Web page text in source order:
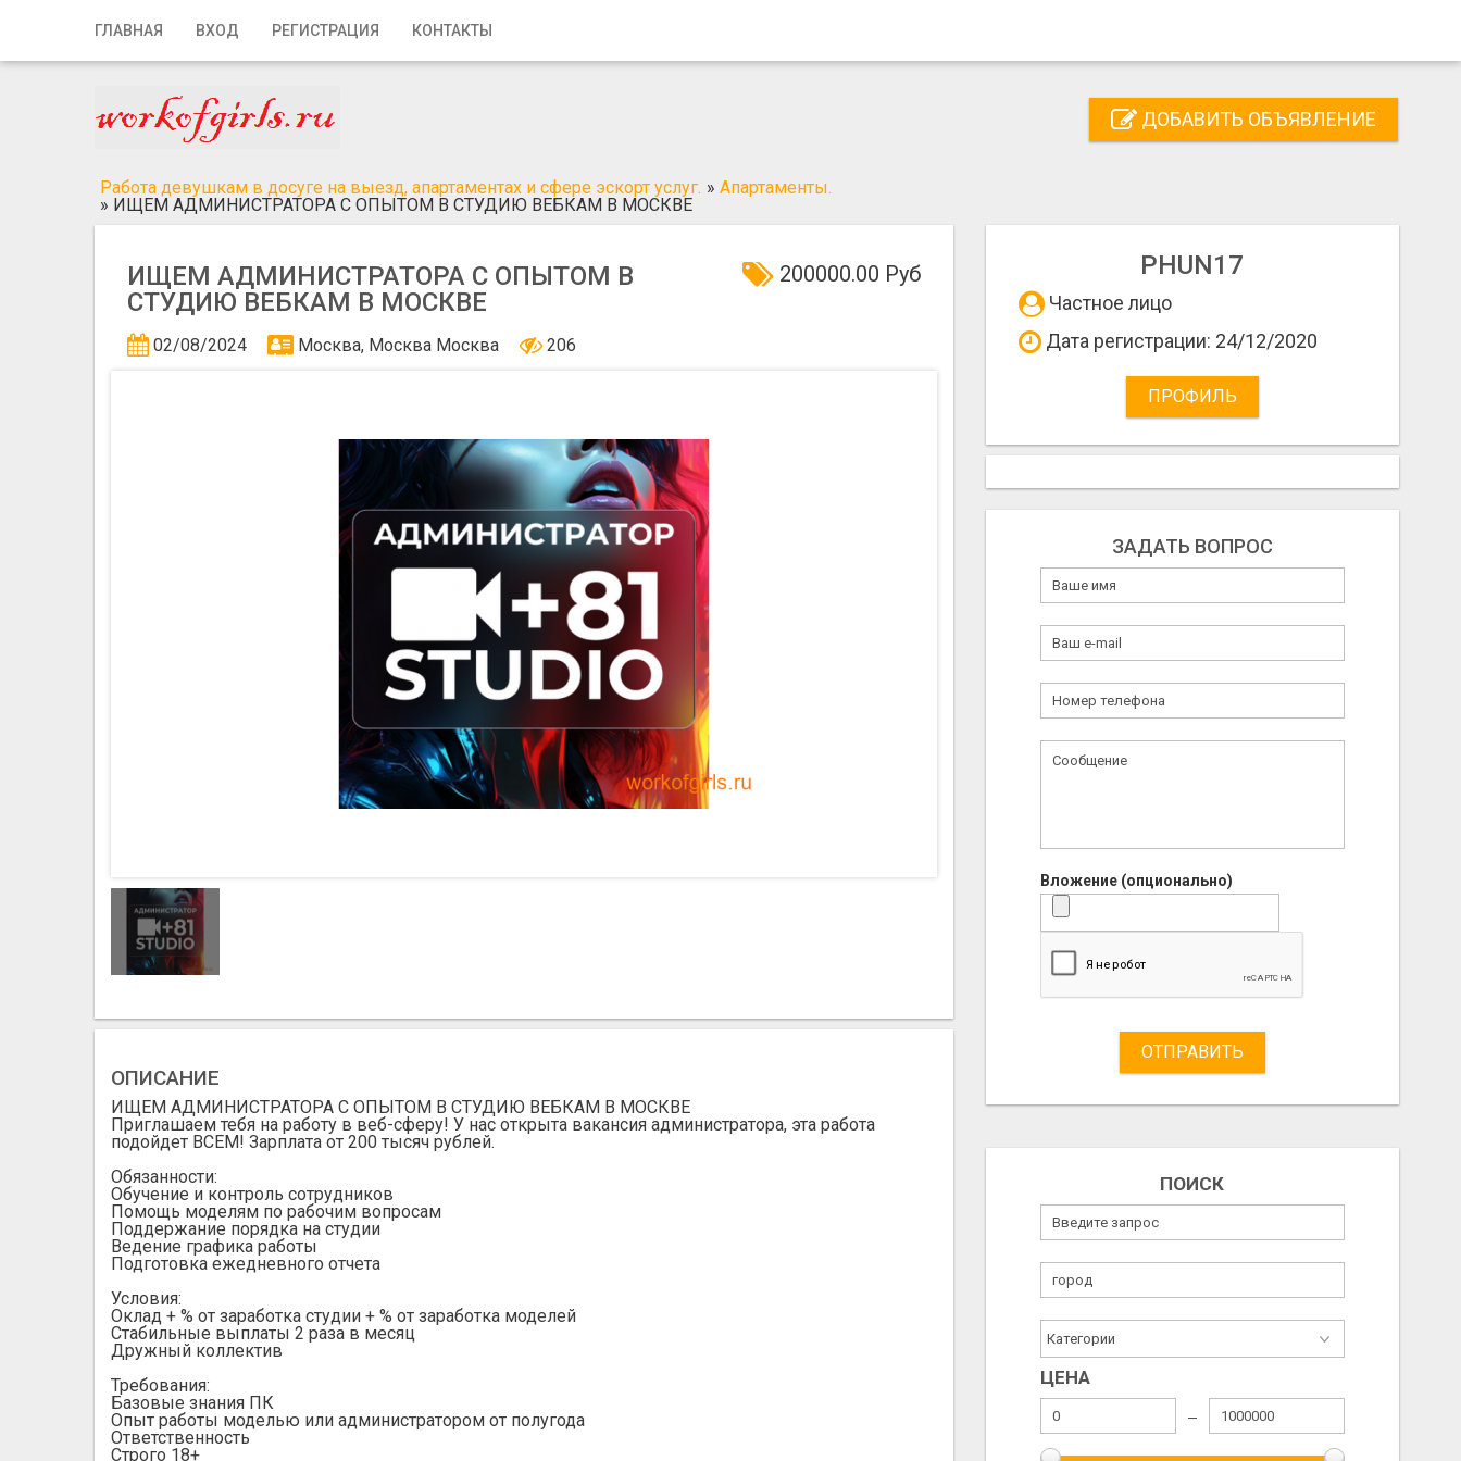
ГЛАВНАЯ ВХОД РЕГИСТРАЦИЯ КОНТАКТЫ
Главная
Регистрация
Добавить объявление
ДОБАВИТЬ ОБЪЯВЛЕНИЕ
Работа девушкам в досуге на выезд, апартаментах и сфере эскорт услуг. » Апартаменты.
» ИЩЕМ АДМИНИСТРАТОРА С ОПЫТОМ В СТУДИЮ ВЕБКАМ В МОСКВЕ
ИЩЕМ АДМИНИСТРАТОРА С ОПЫТОМ В
СТУДИЮ ВЕБКАМ В МОСКВЕ
200000.00 Руб
02/08/2024 Москва, Москва Москва 206
ОПИСАНИЕ
ИЩЕМ АДМИНИСТРАТОРА С ОПЫТОМ В СТУДИЮ ВЕБКАМ В МОСКВЕ
Приглашаем тебя на работу в веб-сферу! У нас открыта вакансия администратора, эта работа
подойдет ВСЕМ! Зарплата от 200 тысяч рублей.
Обязанности:
Обучение и контроль сотрудников
Помощь моделям по рабочим вопросам
Поддержание порядка на студии
Ведение графика работы
Подготовка ежедневного отчета
Условия:
Оклад + % от заработка студии + % от заработка моделей
Стабильные выплаты 2 раза в месяц
Дружный коллектив
Требования:
Базовые знания ПК
Опыт работы моделью или администратором от полугода
Ответственность
Строго 18+
PHUN17
Частное лицо
Дата регистрации: 24/12/2020
ПРОФИЛЬ
ЗАДАТЬ ВОПРОС
Вложение (опционально)
ОТПРАВИТЬ
ПОИСК
ЦЕНА